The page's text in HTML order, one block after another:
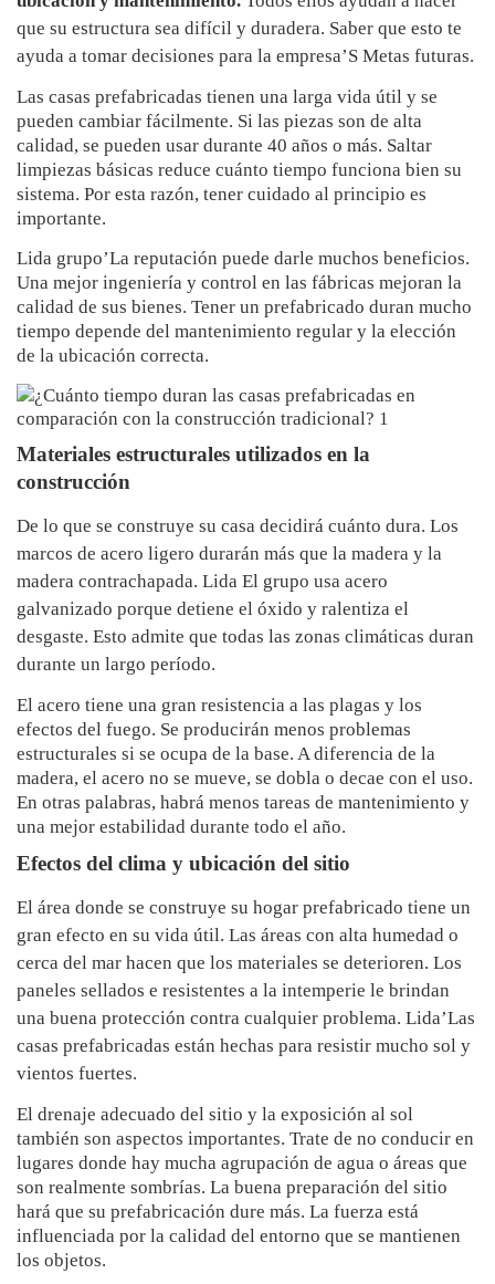
que su estructura sea difícil y duradera. Saber que esto te
ayuda a tomar decisiones para la empresa’S Metas futuras.
Las casas prefabricadas tienen una larga vida útil y se
pueden cambiar fácilmente. Si las piezas son de alta
calidad, se pueden usar durante 40 años o más. Saltar
limpiezas básicas reduce cuánto tiempo funciona bien su
sistema. Por esta razón, tener cuidado al principio es
importante.
Lida grupo’La reputación puede darle muchos beneficios.
Una mejor ingeniería y control en las fábricas mejoran la
calidad de sus bienes. Tener un prefabricado duran mucho
tiempo depende del mantenimiento regular y la elección
de la ubicación correcta.
Materiales estructurales utilizados en la
construcción
De lo que se construye su casa decidirá cuánto dura. Los
marcos de acero ligero durarán más que la madera y la
madera contrachapada. Lida El grupo usa acero
galvanizado porque detiene el óxido y ralentiza el
desgaste. Esto admite que todas las zonas climáticas duran
durante un largo período.
El acero tiene una gran resistencia a las plagas y los
efectos del fuego. Se producirán menos problemas
estructurales si se ocupa de la base. A diferencia de la
madera, el acero no se mueve, se dobla o decae con el uso.
En otras palabras, habrá menos tareas de mantenimiento y
una mejor estabilidad durante todo el año.
Efectos del clima y ubicación del sitio
El área donde se construye su hogar prefabricado tiene un
gran efecto en su vida útil. Las áreas con alta humedad o
cerca del mar hacen que los materiales se deterioren. Los
paneles sellados e resistentes a la intemperie le brindan
una buena protección contra cualquier problema. Lida’Las
casas prefabricadas están hechas para resistir mucho sol y
vientos fuertes.
El drenaje adecuado del sitio y la exposición al sol
también son aspectos importantes. Trate de no conducir en
lugares donde hay mucha agrupación de agua o áreas que
son realmente sombrías. La buena preparación del sitio
hará que su prefabricación dure más. La fuerza está
influenciada por la calidad del entorno que se mantienen
los objetos.